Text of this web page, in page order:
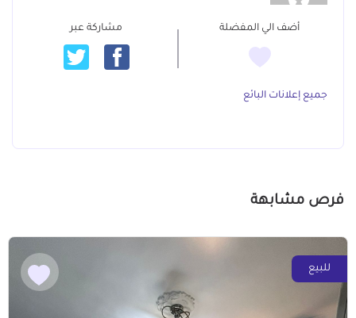
أضف الي المفضلة مشاركة عبر
جميع إعلانات البائع
فرص مشابهة
للبيع